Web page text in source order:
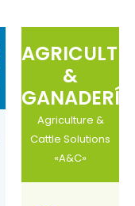
&
GANADERÍA
Agriculture &
Cattle Solutions
«A&C»